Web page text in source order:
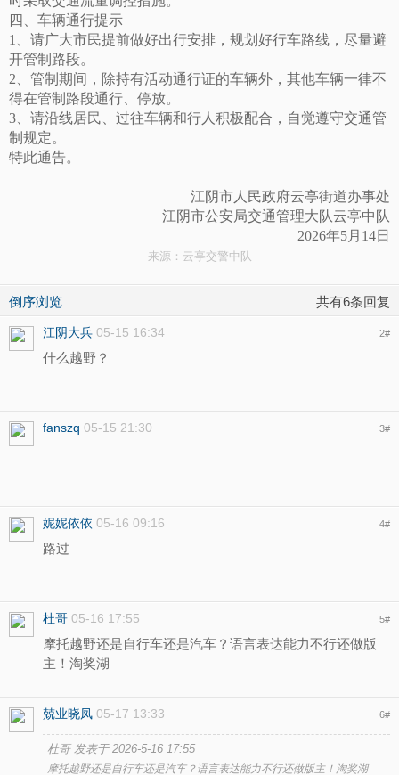
四、车辆通行提示
1、请广大市民提前做好出行安排，规划好行车路线，尽量避
开管制路段。
2、管制期间，除持有活动通行证的车辆外，其他车辆一律不
得在管制路段通行、停放。
3、请沿线居民、过往车辆和行人积极配合，自觉遵守交通管
制规定。
特此通告。
江阴市人民政府云亭街道办事处
江阴市公安局交通管理大队云亭中队
2026年5月14日
来源：云亭交警中队
倒序浏览 共有6条回复
江阴大兵 05-15 16:34 2#
什么越野？
fanszq 05-15 21:30 3#
妮妮依依 05-16 09:16 4#
路过
杜哥 05-16 17:55 5#
摩托越野还是自行车还是汽车？语言表达能力不行还做版
主！淘奖湖
兢业晓凤 05-17 13:33 6#
杜哥 发表于 2026-5-16 17:55
摩托越野还是自行车还是汽车？语言表达能力不行还做版主！淘奖湖